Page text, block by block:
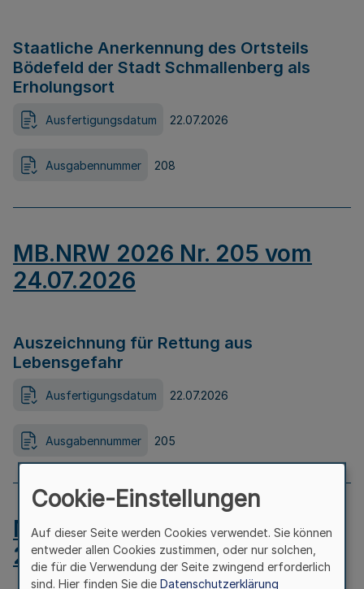
Staatliche Anerkennung des Ortsteils
Bödefeld der Stadt Schmallenberg als
Erholungsort
Ausfertigungsdatum 22.07.2026
Ausgabennummer 208
MB.NRW 2026 Nr. 205 vom
24.07.2026
Auszeichnung für Rettung aus
Lebensgefahr
Ausfertigungsdatum 22.07.2026
Ausgabennummer 205
MB.NRW 2026 Nr. 204 vom
24.07.2026
Cookie-Einstellungen
Auf dieser Seite werden Cookies verwendet. Sie können
entweder allen Cookies zustimmen, oder nur solchen,
die für die Verwendung der Seite zwingend erforderlich
sind. Hier finden Sie die Datenschutzerklärung